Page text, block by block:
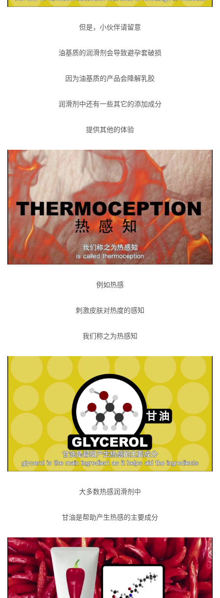
但是，小伙伴请留意
油基质的润滑剂会导致避孕套破损
因为油基质的产品会降解乳胶
润滑剂中还有一些其它的添加成分
提供其他的体验
例如热感
刺激皮肤对热度的感知
我们称之为热感知
大多数热感润滑剂中
甘油是帮助产生热感的主要成分